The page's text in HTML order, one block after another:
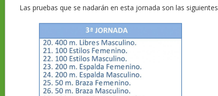
Las pruebas que se nadarán en esta jornada son las